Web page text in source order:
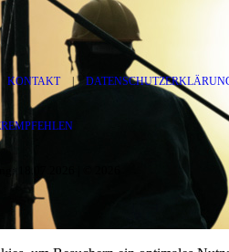
KONTAKT |
18.07.2026 | © 2026